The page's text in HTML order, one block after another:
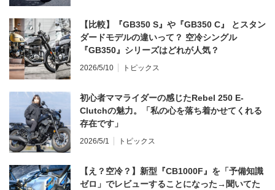
【比較】『GB350 S』や『GB350 C』 とスタン
ダードモデルの違いって？ 空冷シングル
『GB350』シリーズはどれが人気？
2026/5/10 トピックス
初心者ママライダーの感じたRebel 250 E-
Clutchの魅力。「私の心を落ち着かせてくれる
存在です」
2026/5/1 トピックス
【え？空冷？】新型『CB1000F』を「予備知識
ゼロ」でレビューすることになった→聞いてた